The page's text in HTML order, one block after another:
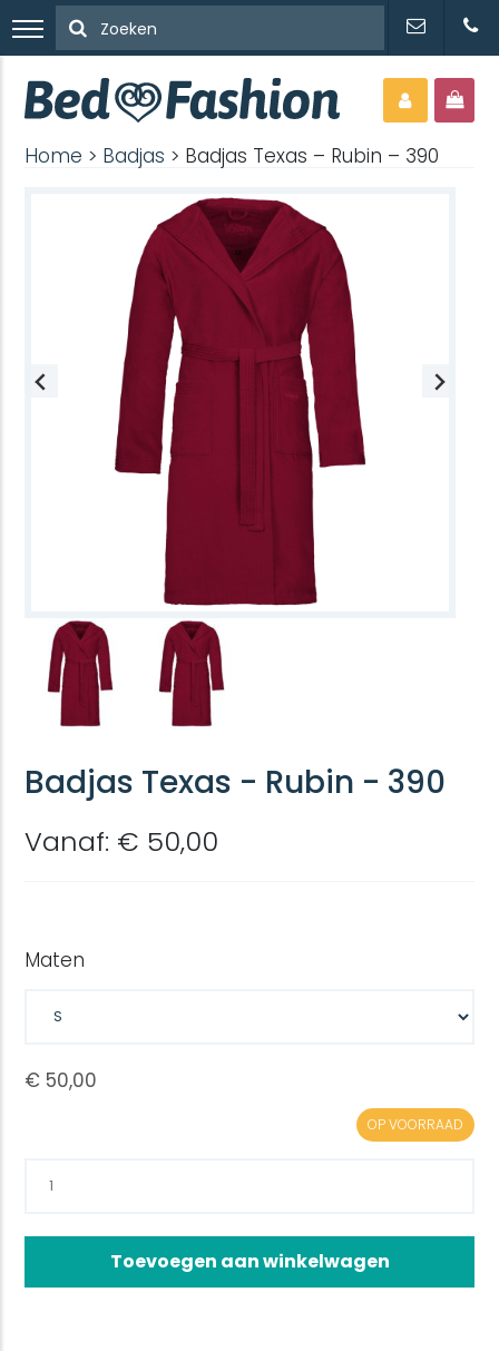
Home > Badjas > Badjas Texas – Rubin – 390
Badjas Texas - Rubin - 390
Vanaf: € 50,00
Maten
OP VOORRAAD
Toevoegen aan winkelwagen